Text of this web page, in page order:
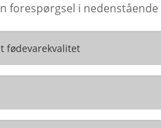
forespørgsel i